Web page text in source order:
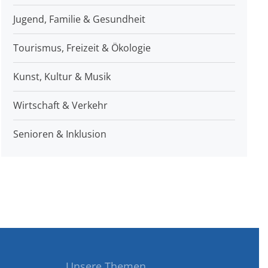
Jugend, Familie & Gesundheit
Tourismus, Freizeit & Ökologie
Kunst, Kultur & Musik
Wirtschaft & Verkehr
Senioren & Inklusion